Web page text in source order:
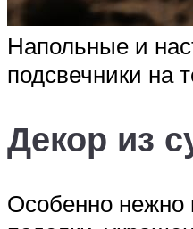
Напольные и
подсвечники на
Декор из
Особенно нежно